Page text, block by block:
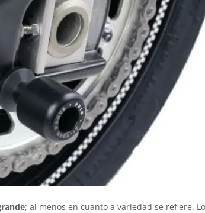
; al menos en cuanto a variedad se refiere.